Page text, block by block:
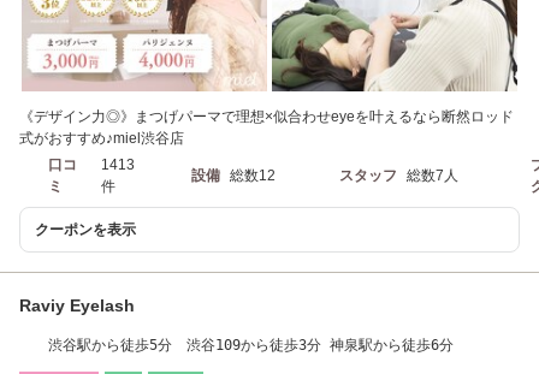
《デザイン力◎》まつげパーマで理想×似合わせeyeを叶えるなら断然ロッド
式がおすすめ♪miel渋谷店
口コ
ミ
1413
件
設備 総数12 スタッフ 総数7人
クーポンを表示
Raviy Eyelash
渋谷駅から徒歩5分 渋谷109から徒歩3分 神泉駅から徒歩6分